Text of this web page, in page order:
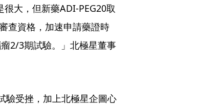
大，但新藥ADI-PEG20取
查資格，加速申請藥證時
2/3期試驗。」北極星董事
驗受挫，加上北極星企圖心